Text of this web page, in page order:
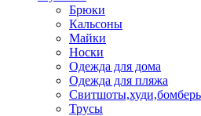
Брюки
Кальсоны
Майки
Носки
Одежда для дома
Одежда для пляжа
Трусы